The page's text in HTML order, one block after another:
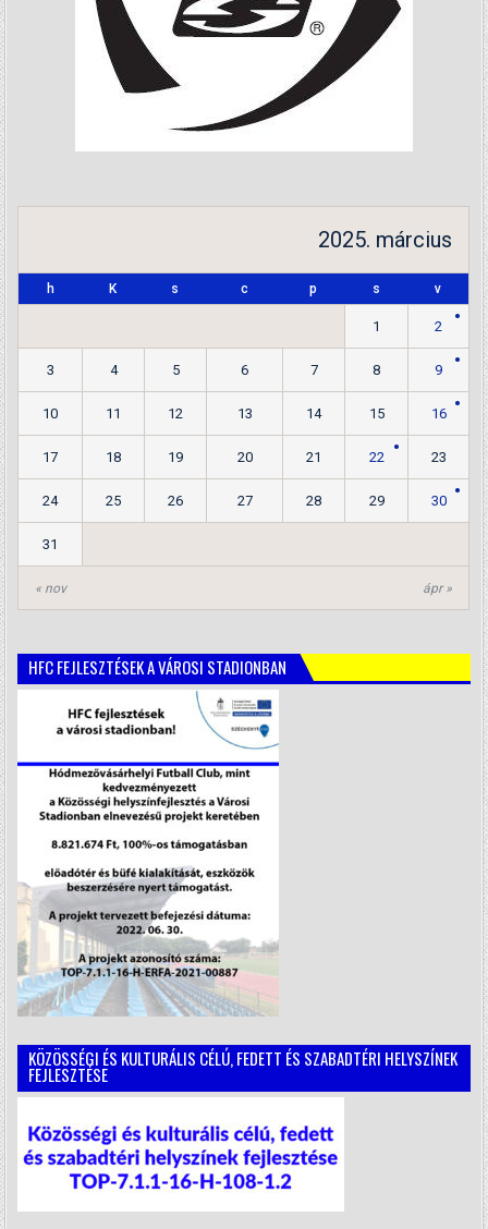
2025. március
h K s c p s v
« nov ápr »
1 2
3 4 5 6 7 8 9
10 11 12 13 14 15 16
17 18 19 20 21 22 23
24 25 26 27 28 29 30
31
HFC FEJLESZTÉSEK A VÁROSI STADIONBAN
KÖZÖSSÉGI ÉS KULTURÁLIS CÉLÚ, FEDETT ÉS SZABADTÉRI HELYSZÍNEK
FEJLESZTÉSE